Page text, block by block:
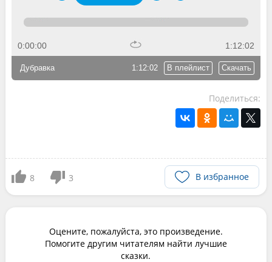
0:00:00 1:12:02
1:12:02 В плейлист Скачать
Дубравка
Поделиться:
8 3 В избранное
Оцените, пожалуйста, это произведение.
Помогите другим читателям найти лучшие
сказки.